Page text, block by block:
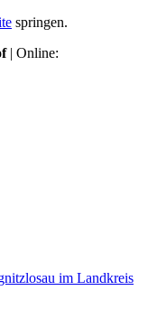
springen.
| Online: